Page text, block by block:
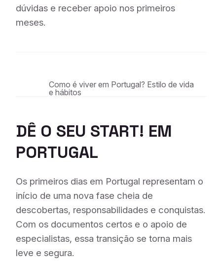
dúvidas e receber apoio nos primeiros
meses.
Como é viver em Portugal? Estilo de vida
e hábitos
DÊ O SEU START! EM
PORTUGAL
Os primeiros dias em Portugal representam o
início de uma nova fase cheia de
descobertas, responsabilidades e conquistas.
Com os documentos certos e o apoio de
especialistas, essa transição se torna mais
leve e segura.